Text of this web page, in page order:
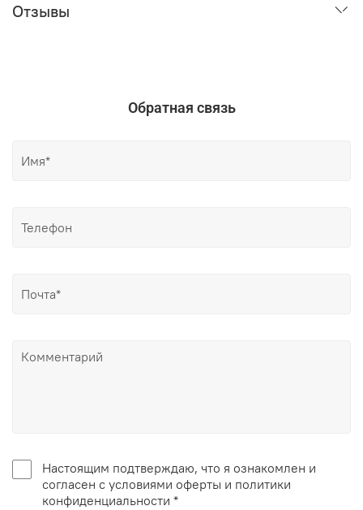
Отзывы
Обратная связь
Настоящим подтверждаю, что я ознакомлен и
согласен с условиями оферты и политики
конфиденциальности *